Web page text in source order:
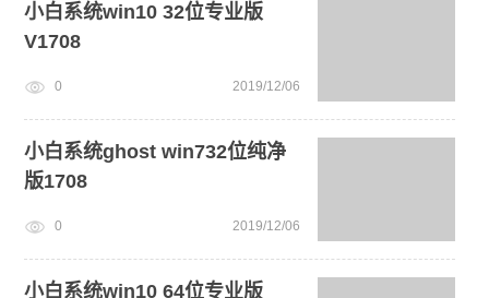
小白系统win10 32位专业版
V1708
0 2019/12/06
小白系统ghost win732位纯净
版1708
0 2019/12/06
小白系统win10 64位专业版